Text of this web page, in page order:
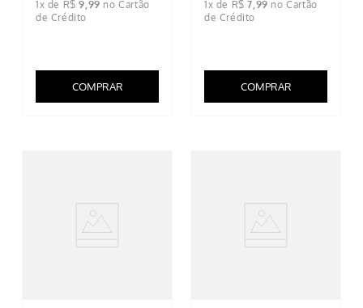
1x de R$ 9,99
COMPRAR
1x de R$ 7,99
COMPRAR